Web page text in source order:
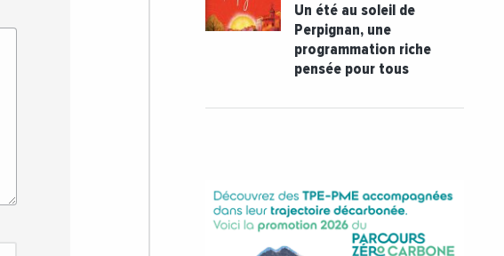
Un été au soleil de
Perpignan, une
programmation riche
pensée pour tous